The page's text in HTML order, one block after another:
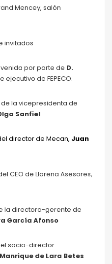
Mencey, salón
invitados
por parte de D.
ejecutivo de FEPECO.
de la vicepresidenta de
Sanfiel
director de Mecan, Juan
CEO de Llarena Asesores,
la directora-gerente de
García Afonso
socio-director
de Lara Betes